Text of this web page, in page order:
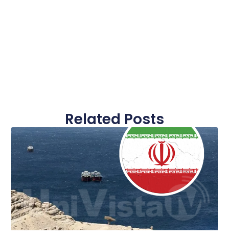
Related Posts